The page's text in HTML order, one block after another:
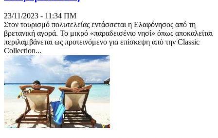
23/11/2023 - 11:34 ΠΜ
Στον τουρισμό πολυτελείας εντάσσεται η Ελαφόνησος από τη
βρετανική αγορά. Το μικρό «παραδεισένιο νησί» όπως αποκαλείται
περιλαμβάνεται ως προτεινόμενο για επίσκεψη από την Classic
Collection...